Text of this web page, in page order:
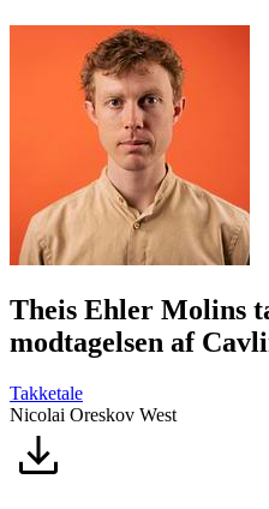
Theis Ehler Molins
modtagelsen af
Takketale
Nicolai Oreskov West